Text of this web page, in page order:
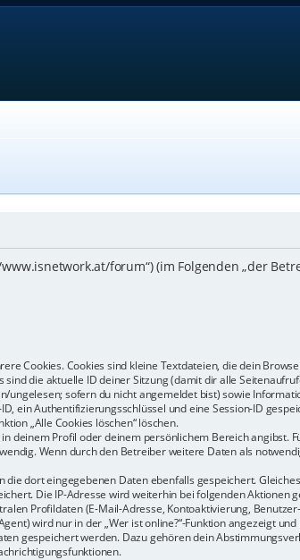
forum“) (im Folgenden „der
Cookies. Cookies sind kleine Textdateien, die dein
die aktuelle ID deiner Sitzung (damit dir alle
sofern du nicht angemeldet bist) sowie
ein Authentifizierungsschlüssel und eine Session-ID
„Alle Cookies löschen“ löschen.
deinem Profil oder deinem persönlichem Bereich angibst.
Wenn durch den Betreiber weitere Daten als
dort eingegebenen Daten ebenfalls gespeichert.
Die IP-Adresse wird weiterhin bei folgenden Aktionen
Profildaten (E-Mail-Adresse, Kontoaktivierung,
wird nur in der „Wer ist online?“-Funktion angezeigt
gespeichert werden. Dazu gehören dein